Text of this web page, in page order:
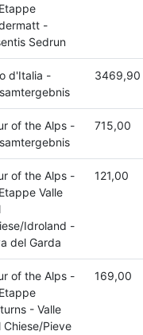
-
Sedrun
d'Italia -
3469,90
of the Alps -
715,00
of the Alps -
Valle
Idroland -
del Garda
121,00
of the Alps -
- Valle
Chiese/Pieve
169,00